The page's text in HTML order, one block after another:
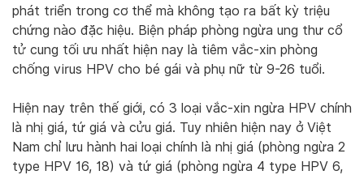
phát triển trong cơ thể mà không tạo ra bất kỳ triệu
chứng nào đặc hiệu. Biện pháp phòng ngừa ung thư cổ
tử cung tối ưu nhất hiện nay là tiêm vắc-xin phòng
chống virus HPV cho bé gái và phụ nữ từ 9-26 tuổi.
Hiện nay trên thế giới, có 3 loại vắc-xin ngừa HPV chính
là nhị giá, tứ giá và cửu giá. Tuy nhiên hiện nay ở Việt
Nam chỉ lưu hành hai loại chính là nhị giá (phòng ngừa 2
type HPV 16, 18) và tứ giá (phòng ngừa 4 type HPV 6,